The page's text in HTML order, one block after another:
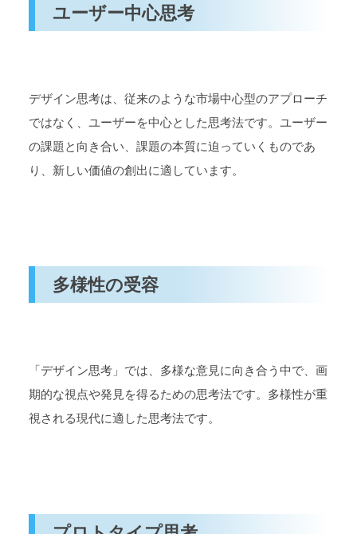
ユーザー中心思考
デザイン思考は、従来のような市場中心型のアプローチ
ではなく、ユーザーを中心とした思考法です。ユーザー
の課題と向き合い、課題の本質に迫っていくものであ
り、新しい価値の創出に適しています。
多様性の受容
「デザイン思考」では、多様な意見に向き合う中で、画
期的な視点や発見を得るための思考法です。多様性が重
視される現代に適した思考法です。